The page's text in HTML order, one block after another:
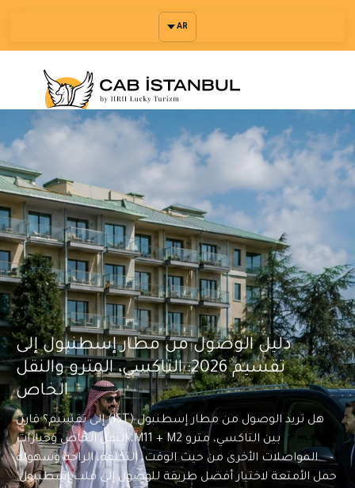
AR
دليل الوصول من مطار إسطنبول إلى
تقسيم 2026: التاكسي، المترو والنقل
الخاص
هل تريد الوصول من مطار إسطنبول (IST) إلى تقسيم؟ قارن
بين التاكسي، مترو M11 + M2، النقل الخاص وخيارات
المواصلات الأخرى من حيث الوقت، التكلفة، الراحة وسهولة
حمل الأمتعة لاختيار أفضل طريقة للوصول إلى قلب إسطنبول.